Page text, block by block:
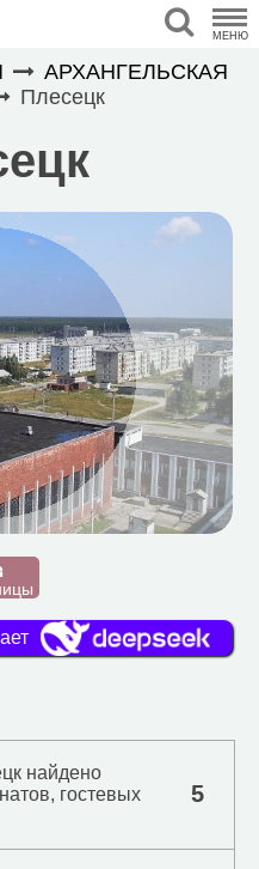
МЕНЮ
АРХАНГЕЛЬСКАЯ
Плесецк
найдено
гостевых
5